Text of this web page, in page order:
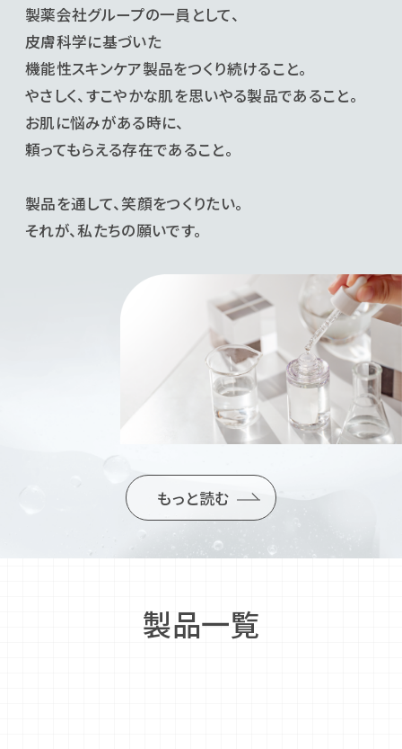
製薬会社グループの一員として、
皮膚科学に基づいた
機能性スキンケア製品をつくり続けること。
やさしく、すこやかな肌を思いやる製品であること。
お肌に悩みがある時に、
頼ってもらえる存在であること。
製品を通して、笑顔をつくりたい。
それが、私たちの願いです。
もっと読む
製品一覧